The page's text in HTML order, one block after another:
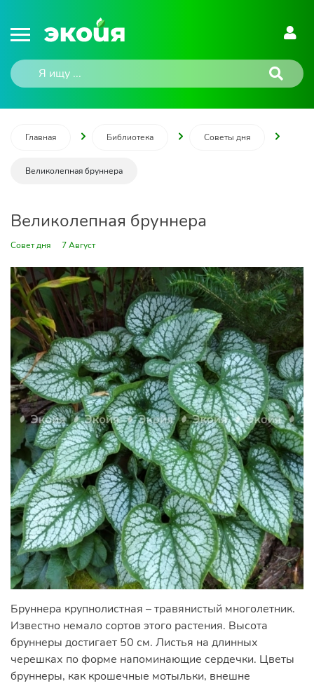
Главная Библиотека Советы дня
Великолепная бруннера
Великолепная бруннера
Совет дня 7 Август
Бруннера крупнолистная – травянистый многолетник.
Известно немало сортов этого растения. Высота
бруннеры достигает 50 см. Листья на длинных
черешках по форме напоминающие сердечки. Цветы
бруннеры, как крошечные мотыльки, внешне